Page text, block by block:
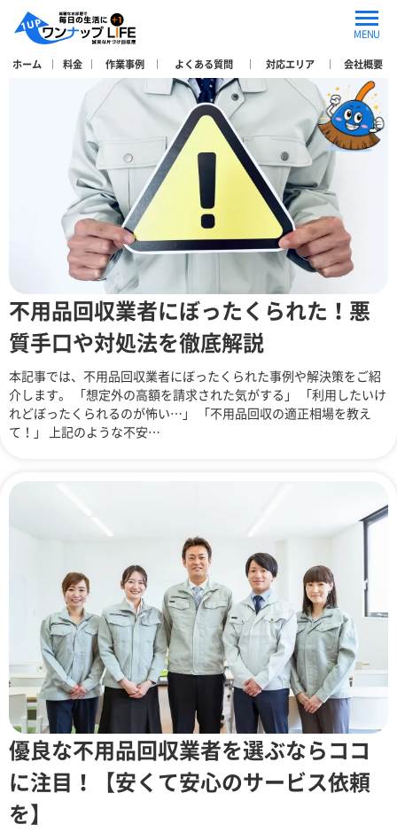
MENU
ホーム
料金 作業事例 よくある質問 対応エリア 会社概要
Category Archives: 回収業者の選び方
不用品回収業者にぼったくられた！悪
質手口や対処法を徹底解説
本記事では、不用品回収業者にぼったくられた事例や解決策をご紹
介します。 「想定外の高額を請求された気がする」 「利用したいけ
れどぼったくられるのが怖い…」 「不用品回収の適正相場を教え
て！」 上記のような不安…
優良な不用品回収業者を選ぶならココ
に注目！【安くて安心のサービス依頼
を】